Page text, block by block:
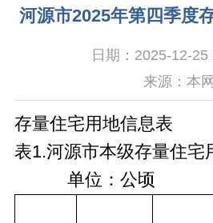
河源市2025年第四季度
日期：2025-12-25
来源：本网
存量住宅用地信息表
表1.河源市本级存量住宅
单位：公顷